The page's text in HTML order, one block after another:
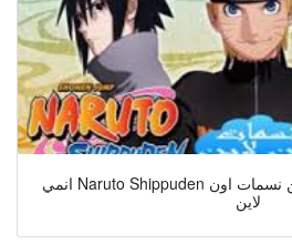
انمي Naruto Shippuden الحلقة 23 مترجم اون لاين نسمات اون
لاين